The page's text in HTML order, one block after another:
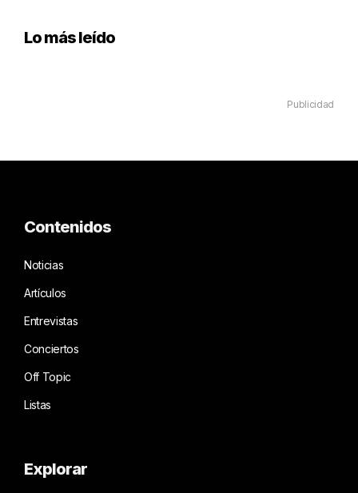
Lo más leído
Publicidad
Contenidos
Noticias
Artículos
Entrevistas
Conciertos
Off Topic
Listas
Explorar